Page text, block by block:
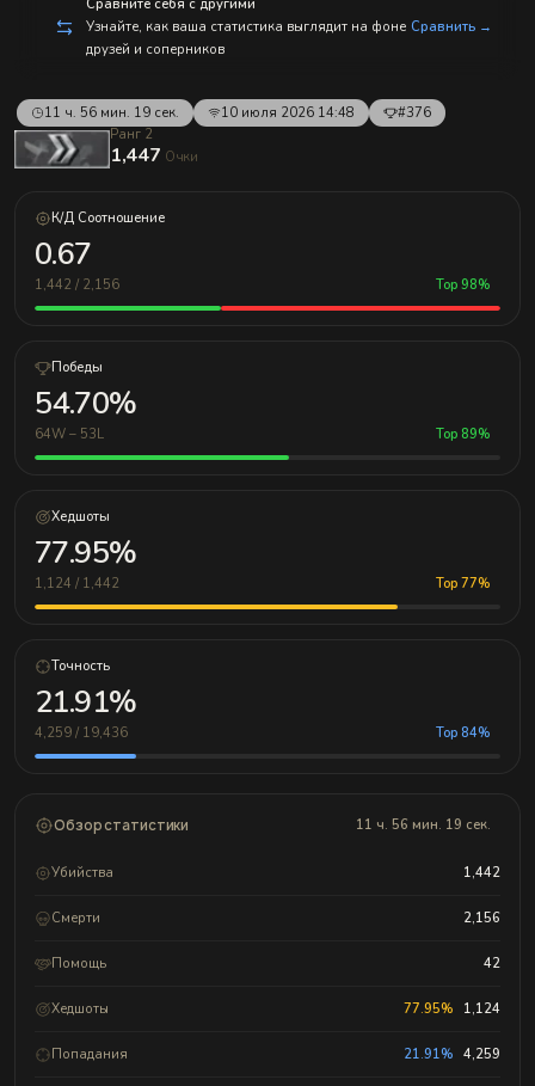
Сравните себя с другими
Узнайте, как ваша статистика выглядит на фоне
друзей и соперников
Сравнить →
11 ч. 56 мин. 19 сек. 10 июля 2026 14:48
#376
Ранг 2
1,447 Очки
К/Д Соотношение
0.67
1,442 / 2,156 Top 98%
Победы
54.70%
64W – 53L Top 89%
Хедшоты
77.95%
1,124 / 1,442 Top 77%
Точность
21.91%
4,259 / 19,436 Top 84%
Обзор статистики 11 ч. 56 мин. 19 сек.
Убийства 1,442
Смерти 2,156
Помощь 42
Хедшоты 77.95% 1,124
Попадания 21.91% 4,259
л
е
н
и
е